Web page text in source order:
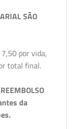
SÃO
por vida,
total final.
da